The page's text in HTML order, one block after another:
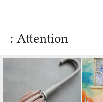
: Attention